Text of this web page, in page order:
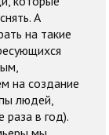
А
на такие
на создание
людей,
в год).